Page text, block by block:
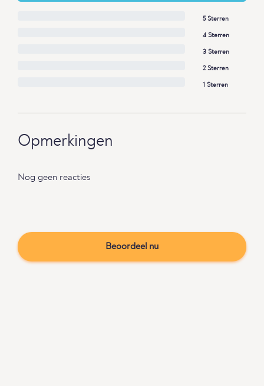
5 Sterren
4 Sterren
3 Sterren
2 Sterren
1 Sterren
Opmerkingen
Nog geen reacties
Beoordeel nu